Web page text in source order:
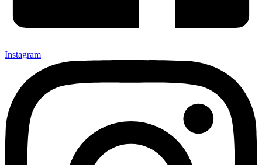
Instagram